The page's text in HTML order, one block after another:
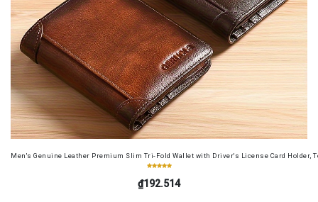
Men's Genuine Leather Premium Slim Tri-Fold Wallet with Driver's License Card Holder,
₫192.514